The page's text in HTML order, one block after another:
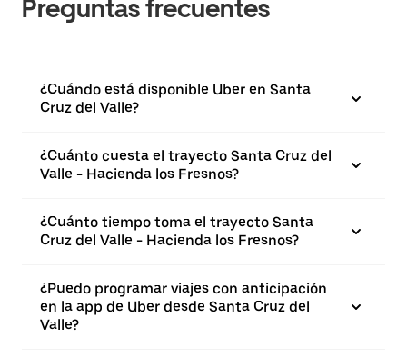
Preguntas frecuentes
¿Cuándo está disponible Uber en Santa
Cruz del Valle?
¿Cuánto cuesta el trayecto Santa Cruz del
Valle - Hacienda los Fresnos?
¿Cuánto tiempo toma el trayecto Santa
Cruz del Valle - Hacienda los Fresnos?
¿Puedo programar viajes con anticipación
en la app de Uber desde Santa Cruz del
Valle?